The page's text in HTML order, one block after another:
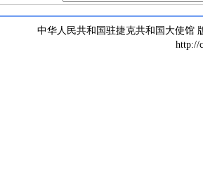
中华人民共和国驻捷克共和国大使馆
http://